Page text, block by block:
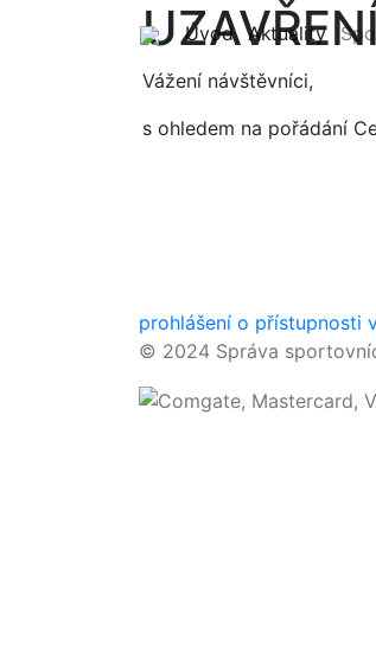
Úvod(current)
Aktuality
Vážení návštěvníci,
s ohledem na pořádání
prohlášení o přístupnosti
© 2024 Správa